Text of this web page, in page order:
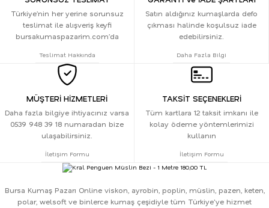
Türkiye’nin her yerine sorunsuz
teslimat ile alışveriş keyfi
bursakumaspazarim.com’da
Teslimat Hakkında
Satın aldığınız kumaşlarda defo
çıkması halinde koşulsuz iade
edebilirsiniz.
Daha Fazla Bilgi
MÜŞTERİ HİZMETLERİ
Daha fazla bilgiye ihtiyacınız varsa
0539 948 39 18 numaradan bize
ulaşabilirsiniz.
İletişim Formu
TAKSİT SEÇENEKLERİ
Tüm kartlara 12 taksit imkanı ile
kolay ödeme yöntemlerimizi
kullanın
İletişim Formu
Bursa Kumaş Pazarı Online viskon, ayrobin, poplin, müslin, pazen, keten,
polar, welsoft ve binlerce kumaş çeşidiyle tüm Türkiye'ye hizmet